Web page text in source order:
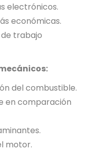
electrónicos.
económicas.
trabajo
del combustible.
en comparación
motor.